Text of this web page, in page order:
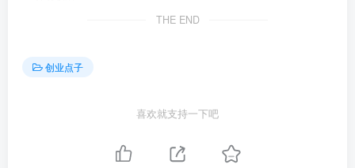
THE END
创业点子
喜欢就支持一下吧